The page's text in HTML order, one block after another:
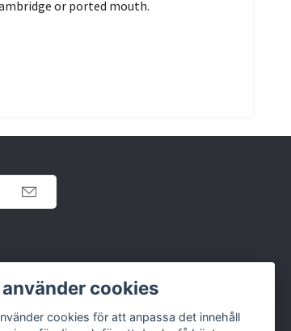
or ported mouth.
Köpvillkor
cookies
cookies för att anpassa det innehåll